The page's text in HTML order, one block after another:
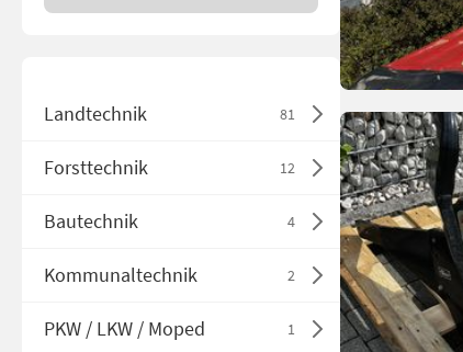
Landtechnik 81
Forsttechnik 12
Bautechnik 4
Kommunaltechnik 2
PKW / LKW / Moped 1